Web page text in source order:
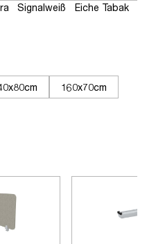
Signalweiß Eiche Tabak
160x70cm